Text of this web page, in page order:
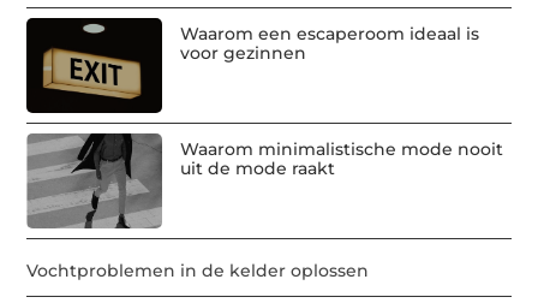
Waarom een escaperoom ideaal is
voor gezinnen
Waarom minimalistische mode nooit
uit de mode raakt
Vochtproblemen in de kelder oplossen